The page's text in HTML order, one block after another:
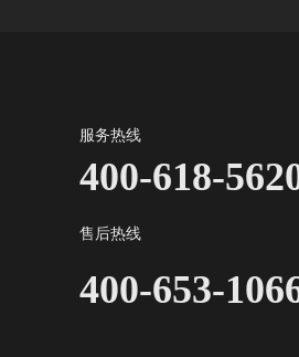
服务热线
400-618-
售后热线
400-653-